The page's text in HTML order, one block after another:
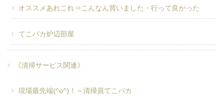
オススメあれこれ⇒こんなん買いました・行って良かった
てこパカ炉辺部屋
《清掃サービス関連》
現場最先端(^o^)！～清掃員てこパカ